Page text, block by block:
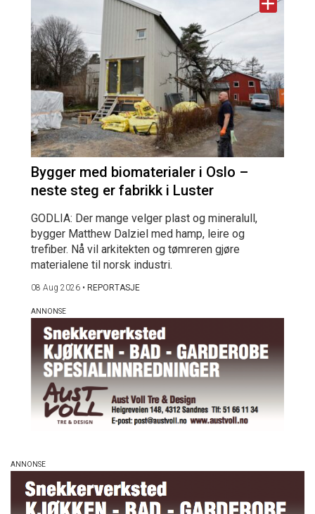
Bygger med biomaterialer i Oslo –
neste steg er fabrikk i Luster
GODLIA: Der mange velger plast og mineralull,
bygger Matthew Dalziel med hamp, leire og
trefiber. Nå vil arkitekten og tømreren gjøre
materialene til norsk industri.
08 Aug 2026 • REPORTASJE